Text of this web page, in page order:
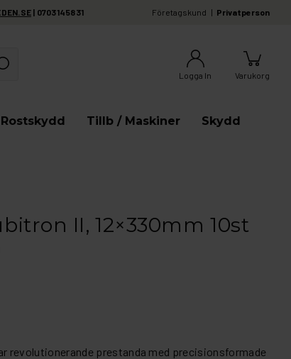
Företagskund Privatperson
| 0703145831
Varukorg
Logga In
Rostskydd Tillb / Maskiner Skydd
II, 12×330mm 10st
revolutionerande prestanda med precisionsformade